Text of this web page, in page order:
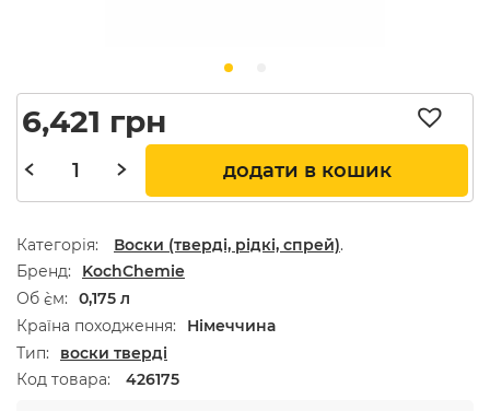
6,421 грн
додати в кошик
Категорія: Воски (тверді, рідкі, спрей).
Бренд
KochChemie
Об `єм
0,175 л
Країна походження
Німеччина
Тип
воски тверді
Код товара:
426175